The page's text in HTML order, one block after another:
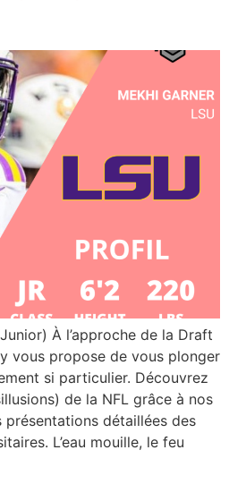
À l’approche de la Draft
vous propose de vous plonger
si particulier. Découvrez
de la NFL grâce à nos
détaillées des
L’eau mouille, le feu